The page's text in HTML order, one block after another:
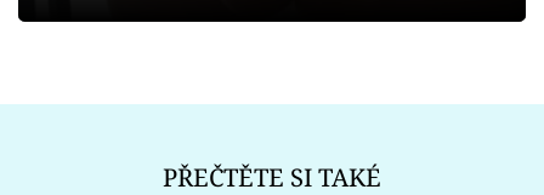
PŘEČTĚTE SI TAKÉ